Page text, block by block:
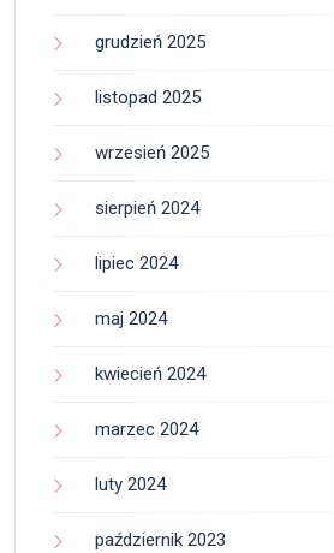
grudzień 2025
listopad 2025
wrzesień 2025
sierpień 2024
lipiec 2024
maj 2024
kwiecień 2024
marzec 2024
luty 2024
październik 2023